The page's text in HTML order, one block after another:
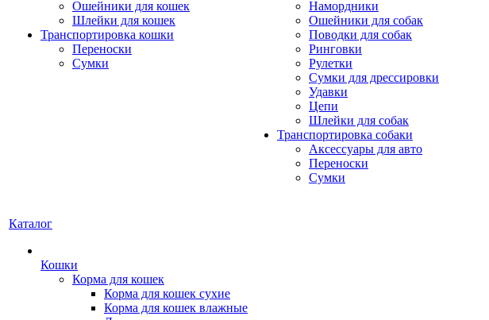
Ошейники для кошек
Шлейки для кошек
Транспортировка кошки
Переноски
Сумки
Намордники
Ошейники для собак
Поводки для собак
Ринговки
Рулетки
Сумки для дрессировки
Удавки
Цепи
Шлейки для собак
Транспортировка собаки
Аксессуары для авто
Переноски
Сумки
Каталог
Кошки
Корма для кошек
Корма для кошек сухие
Корма для кошек влажные